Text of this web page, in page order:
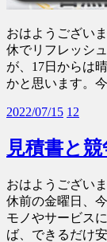
おはようござい
休でリフレッシ
が、17日からは
かと思います。
2022/07/15 12
見積書と
おはようござい
休前の金曜日、
モノやサービス
ば、できるだけ